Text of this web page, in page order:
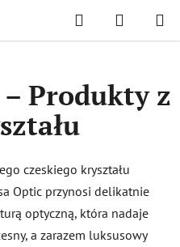
Szukaj KOSZYK
– Produkty z czeskiego
Produkty z
czeskiego kryształu
Optic przynosi delikatnie
optyczną, która nadaje
a zarazem luksusowy